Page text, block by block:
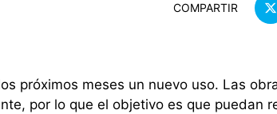
COMPARTIR
próximos meses un nuevo uso. Las
por lo que el objetivo es que puedan